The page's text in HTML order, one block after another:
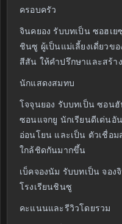
ครอบครัว
จินคยอง รับบทเป็น ซอฮเย
ชินซู ผู้เป็นแม่เลี้ยงเดี่ยวข
สีสัน ให้คำปรึกษาและสร้า
นักแสดงสมทบ
โจจุนยอง รับบทเป็น ซอน
ซอนแจกยู นักเรียนดีเด่นอั
อ่อนโยน และเป็น ตัวเชื่อ
ใกล้ชิดกันมากขึ้น
เบ็คจองนัม รับบทเป็น จอ
โรงเรียนชินซู
คะแนนและรีวิวโดยรวม